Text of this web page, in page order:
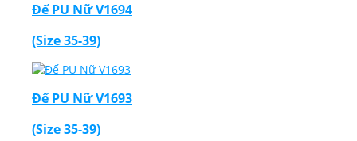
Đế PU Nữ V1694
(Size 35-39)
Đế PU Nữ V1693
(Size 35-39)